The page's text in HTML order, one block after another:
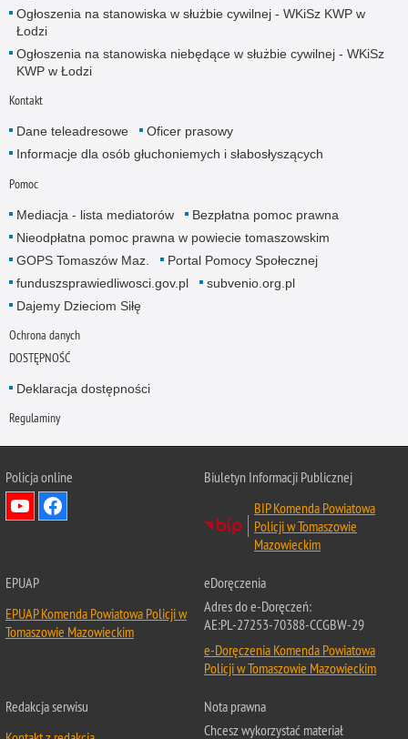
Ogłoszenia na stanowiska w służbie cywilnej - WKiSz KWP w
Łodzi
Ogłoszenia na stanowiska niebędące w służbie cywilnej - WKiSz
KWP w Łodzi
Kontakt
Dane teleadresowe
Oficer prasowy
Informacje dla osób głuchoniemych i słabosłyszących
Pomoc
Mediacja - lista mediatorów
Bezpłatna pomoc prawna
Nieodpłatna pomoc prawna w powiecie tomaszowskim
GOPS Tomaszów Maz.
Portal Pomocy Społecznej
funduszsprawiedliwosci.gov.pl
subvenio.org.pl
Dajemy Dzieciom Siłę
Ochrona danych
DOSTĘPNOŚĆ
Deklaracja dostępności
Regulaminy
Policja online
Biuletyn Informacji Publicznej
BIP Komenda Powiatowa
Policji w Tomaszowie
Mazowieckim
EPUAP
EPUAP Komenda Powiatowa Policji w
Tomaszowie Mazowieckim
eDoręczenia
Adres do e-Doręczeń:
AE:PL-27253-70388-CCGBW-29
e-Doręczenia Komenda Powiatowa
Policji w Tomaszowie Mazowieckim
Redakcja serwisu
Nota prawna
Chcesz wykorzystać materiał